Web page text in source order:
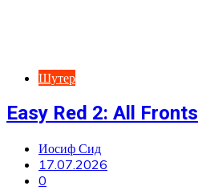
Шутер
Easy Red 2: All Fronts
Иосиф Сид
17.07.2026
0